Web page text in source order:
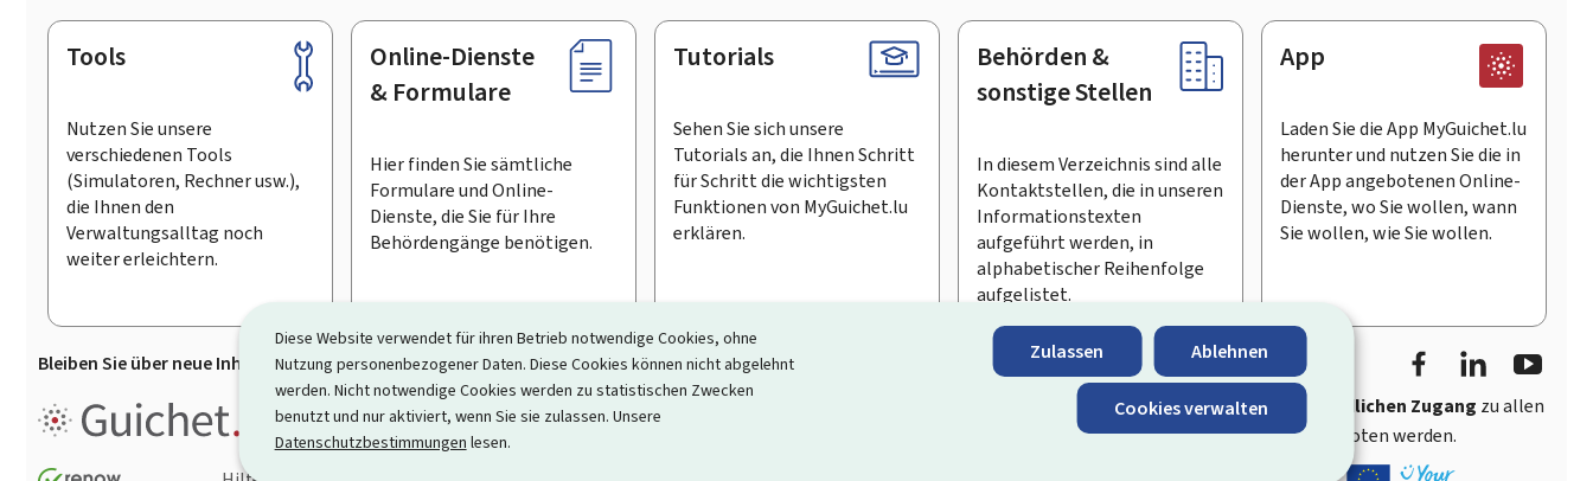
Diese Website verwendet für ihren Betrieb notwendige Cookies, ohne
Nutzung personenbezogener Daten. Diese Cookies können nicht abgelehnt
werden. Nicht notwendige Cookies werden zu statistischen Zwecken
benutzt und nur aktiviert, wenn Sie sie zulassen. Unsere
Datenschutzbestimmungen lesen.
Zulassen Ablehnen
Cookies verwalten
Footer
Tools
Nutzen Sie unsere
verschiedenen Tools
(Simulatoren, Rechner usw.),
die Ihnen den
Verwaltungsalltag noch
weiter erleichtern.
Online-Dienste
& Formulare
Hier finden Sie sämtliche
Formulare und Online-
Dienste, die Sie für Ihre
Behördengänge benötigen.
Tutorials
Sehen Sie sich unsere
Tutorials an, die Ihnen Schritt
für Schritt die wichtigsten
Funktionen von MyGuichet.lu
erklären.
Behörden &
sonstige Stellen
In diesem Verzeichnis sind alle
Kontaktstellen, die in unseren
Informationstexten
aufgeführt werden, in
alphabetischer Reihenfolge
aufgelistet.
App
Laden Sie die App MyGuichet.lu
herunter und nutzen Sie die in
der App angebotenen Online-
Dienste, wo Sie wollen, wann
Sie wollen, wie Sie wollen.
Bleiben Sie über neue Inhalte auf Guichet.lu informiert Den Newsletter abonnieren
FacebookLinkedIn
Guichet.lu ist ein Informationsportal, das Ihre Interaktion mit dem Staat vereinfacht schnellen und benutzerfreundlichen Zugang zu allen
Informationen, Behördengängen und Dienstleistungen, die von den Behörden und sonstigen öffentlichen Stellen Luxemburgs angeboten werden.